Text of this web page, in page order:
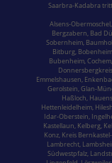
Saarbra-Kadabra
Alsens-Obermoschel,
Bergzabern, Bad
Sobernheim,
Bitburg,
Bubenheim,Cochem,
Donnersbergkreis
Emmelshausen,
Gerolstein,Glan-
Haßloch,
Hettenleidelheim,
Idar-Oberstein,
Kastellaun, Kelberg,
Konz, Kreis
Lambrecht,
Südwestpfalz,